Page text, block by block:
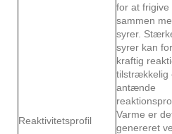
Reaktivitetsprofil
for at frigive
sammen
syrer.
syrer kan
kraftig
tilstrækkelig
antænde
Varme er
genereret